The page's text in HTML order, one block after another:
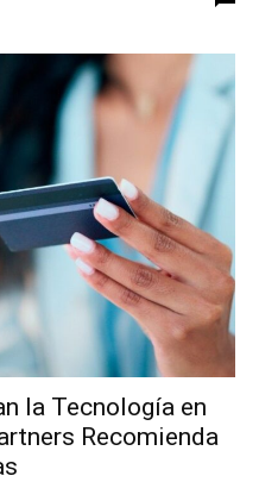
la Tecnología en
Recomienda